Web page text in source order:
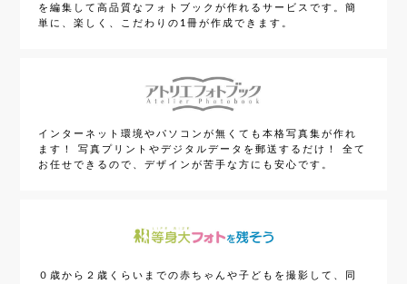
を編集して高品質なフォトブックが作れるサービスです。簡
単に、楽しく、こだわりの1冊が作成できます。
インターネット環境やパソコンが無くても本格写真集が作れ
ます！ 写真プリントやデジタルデータを郵送するだけ！ 全て
お任せできるので、デザインが苦手な方にも安心です。
０歳から２歳くらいまでの赤ちゃんや子どもを撮影して、同